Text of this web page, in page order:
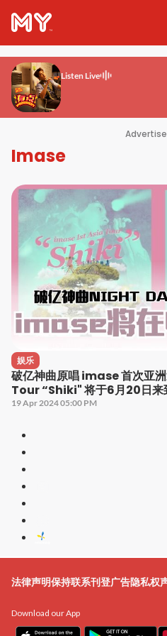
Listen Live
Imase
娱乐
破亿神曲原唱 imase 首次亚
Tour “Shiki" 将于6月20日来
19 Apr 2024 05:00 PM
法律声明保持联系刊登广告隐私权
Download our App